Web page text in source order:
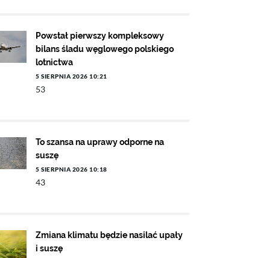
Powstał pierwszy kompleksowy
bilans śladu węglowego polskiego
lotnictwa
5 SIERPNIA 2026 10:21
53
To szansa na uprawy odporne na
suszę
5 SIERPNIA 2026 10:18
43
Zmiana klimatu będzie nasilać upały
i suszę